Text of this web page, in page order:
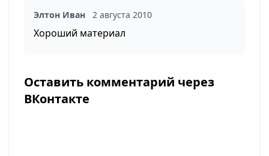
Элтон Иван 2 августа 2010
Хороший материал
Оставить комментарий через
ВКонтакте